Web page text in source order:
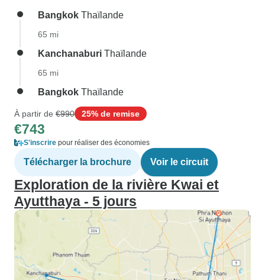
Bangkok Thaïlande
65 mi
Kanchanaburi Thaïlande
65 mi
Bangkok Thaïlande
À partir de €990 25% de remise
€743
S'inscrire pour réaliser des économies
Télécharger la brochure Voir le circuit
Exploration de la rivière Kwai et
Ayutthaya - 5 jours